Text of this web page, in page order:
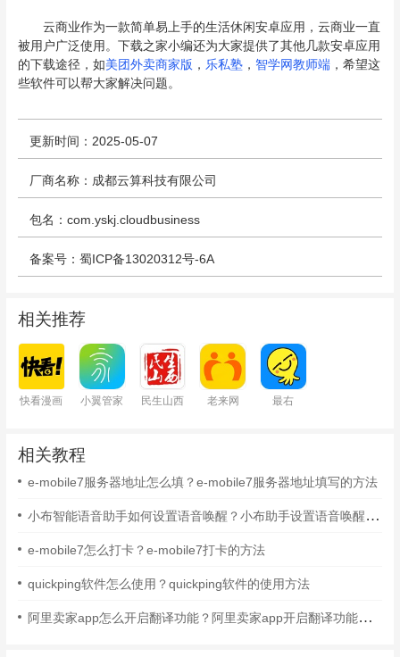
云商业作为一款简单易上手的生活休闲安卓应用，云商业一直
被用户广泛使用。下载之家小编还为大家提供了其他几款安卓应用
的下载途径，如美团外卖商家版 ， 乐私塾， 智学网教师端，希望这
些软件可以帮大家解决问题。
更新时间：2025-05-07
厂商名称：成都云算科技有限公司
包名：com.yskj.cloudbusiness
备案号：蜀ICP备13020312号-6A
相关推荐
快看漫画 小翼管家 民生山西 老来网 最右
相关教程
e-mobile7服务器地址怎么填？e-mobile7服务器地址填写的方法
小布智能语音助手如何设置语音唤醒？小布助手设置语音唤醒的方法
e-mobile7怎么打卡？e-mobile7打卡的方法
quickping软件怎么使用？quickping软件的使用方法
阿里卖家app怎么开启翻译功能？阿里卖家app开启翻译功能的方法